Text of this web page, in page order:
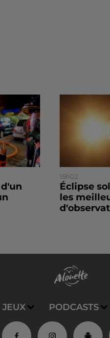
15h02
Éclipse
les
JEUX PODCASTS